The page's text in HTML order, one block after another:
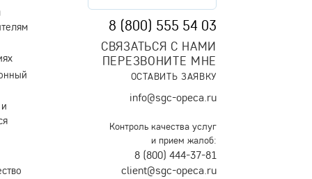
8 (800) 555 54 03
СВЯЗАТЬСЯ С НАМИ
ПЕРЕЗВОНИТЕ МНЕ
ОСТАВИТЬ ЗАЯВКУ
info@sgc-opeca.ru
Контроль качества услуг
и прием жалоб:
8 (800) 444-37-81
client@sgc-opeca.ru